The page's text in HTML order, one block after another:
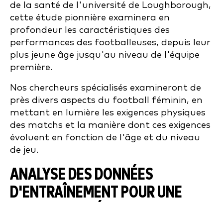
de la santé de l'université de Loughborough,
cette étude pionnière examinera en
profondeur les caractéristiques des
performances des footballeuses, depuis leur
plus jeune âge jusqu'au niveau de l'équipe
première.
Nos chercheurs spécialisés examineront de
près divers aspects du football féminin, en
mettant en lumière les exigences physiques
des matchs et la manière dont ces exigences
évoluent en fonction de l'âge et du niveau
de jeu.
ANALYSE DES DONNÉES
D'ENTRAÎNEMENT POUR UNE